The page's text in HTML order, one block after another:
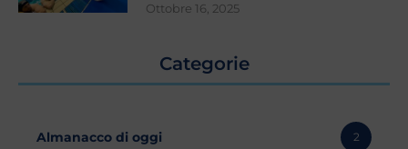
Ottobre 16, 2025
Categorie
Almanacco di oggi 2